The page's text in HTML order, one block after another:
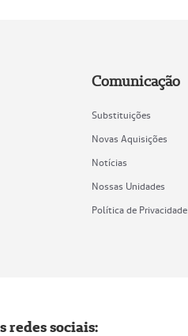
Comunicação
Substituições
Novas Aquisições
Notícias
Nossas Unidades
Política de Privacidade
redes sociais: